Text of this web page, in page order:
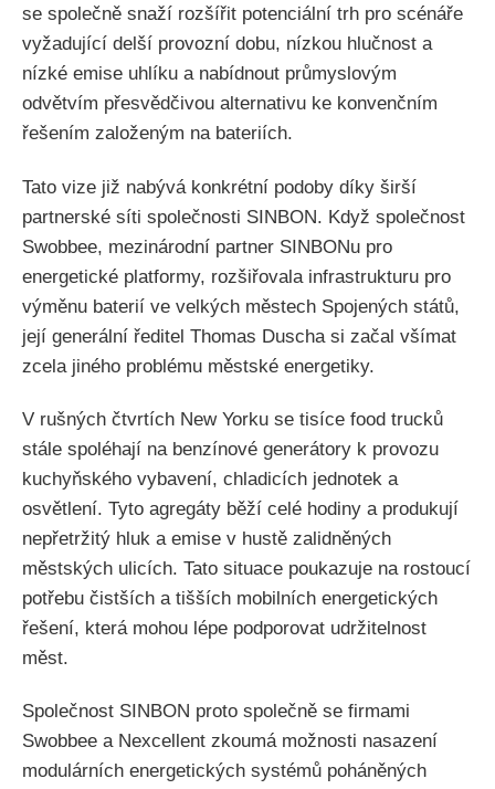
se společně snaží rozšířit potenciální trh pro scénáře
vyžadující delší provozní dobu, nízkou hlučnost a
nízké emise uhlíku a nabídnout průmyslovým
odvětvím přesvědčivou alternativu ke konvenčním
řešením založeným na bateriích.
Tato vize již nabývá konkrétní podoby díky širší
partnerské síti společnosti SINBON. Když společnost
Swobbee, mezinárodní partner SINBONu pro
energetické platformy, rozšiřovala infrastrukturu pro
výměnu baterií ve velkých městech Spojených států,
její generální ředitel Thomas Duscha si začal všímat
zcela jiného problému městské energetiky.
V rušných čtvrtích New Yorku se tisíce food trucků
stále spoléhají na benzínové generátory k provozu
kuchyňského vybavení, chladicích jednotek a
osvětlení. Tyto agregáty běží celé hodiny a produkují
nepřetržitý hluk a emise v hustě zalidněných
městských ulicích. Tato situace poukazuje na rostoucí
potřebu čistších a tišších mobilních energetických
řešení, která mohou lépe podporovat udržitelnost
měst.
Společnost SINBON proto společně se firmami
Swobbee a Nexcellent zkoumá možnosti nasazení
modulárních energetických systémů poháněných